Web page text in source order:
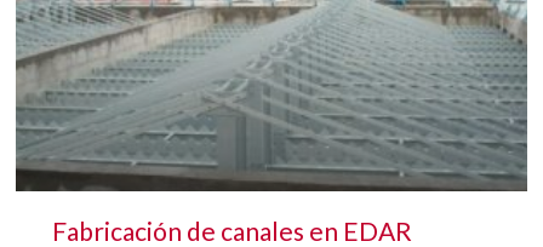
Fabricación de canales en EDAR